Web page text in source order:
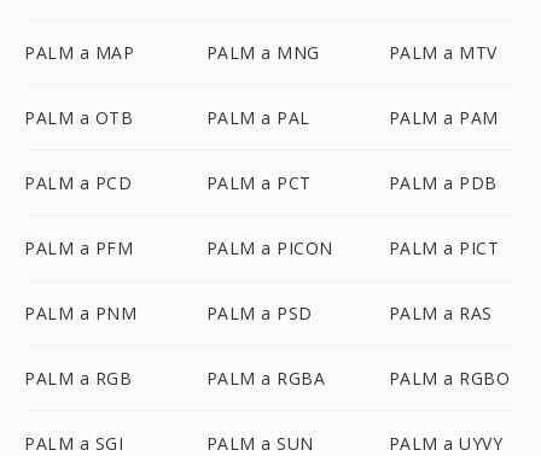
PALM a MAP PALM a MNG PALM a MTV
PALM a OTB PALM a PAL PALM a PAM
PALM a PCD PALM a PCT PALM a PDB
PALM a PFM PALM a PICON PALM a PICT
PALM a PNM PALM a PSD PALM a RAS
PALM a RGB PALM a RGBA PALM a RGBO
PALM a SGI PALM a SUN PALM a UYVY